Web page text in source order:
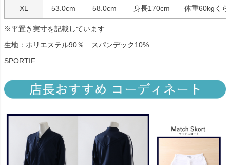
XL 53.0cm 58.0cm 身長170cm 体重60kgくら
※平置き実寸を記載しています
生地：ポリエステル90％ スパンデック10%
SPORTIF